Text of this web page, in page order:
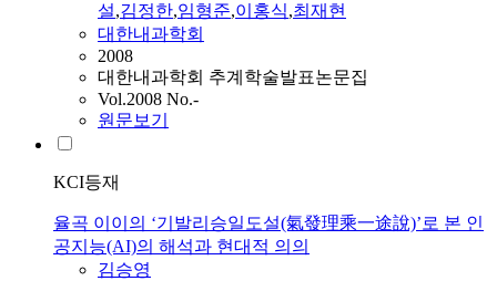
설,김정한,임형준,이홍식,최재현
대한내과학회
2008
대한내과학회 추계학술발표논문집
Vol.2008 No.-
원문보기
KCI등재
율곡 이이의 ‘기발리승일도설(氣發理乘一途說)’로 본 인
공지능(AI)의 해석과 현대적 의의
김승영